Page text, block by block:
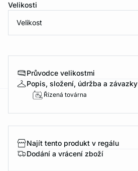
Velikosti
Velikost
Průvodce velikostmi
Popis, složení, údržba a závazky
Řízená továrna
Najít tento produkt v regálu
Dodání a vrácení zboží